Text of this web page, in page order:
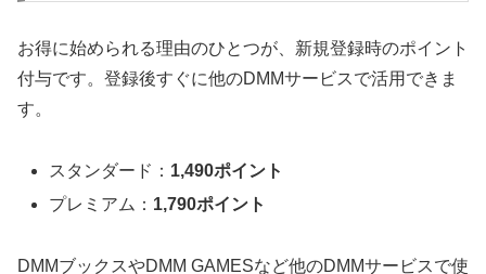
お得に始められる理由のひとつが、新規登録時のポイント
付与です。登録後すぐに他のDMMサービスで活用できま
す。
スタンダード： 1,490ポイント
プレミアム： 1,790ポイント
DMMブックスやDMM GAMESなど他のDMMサービスで使